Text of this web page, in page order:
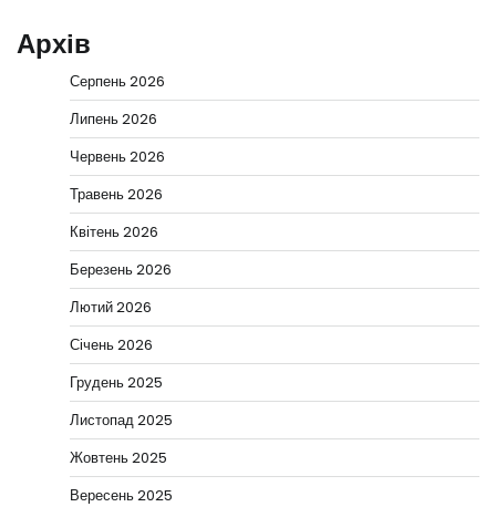
Архів
Серпень 2026
Липень 2026
Червень 2026
Травень 2026
Квітень 2026
Березень 2026
Лютий 2026
Січень 2026
Грудень 2025
Листопад 2025
Жовтень 2025
Вересень 2025